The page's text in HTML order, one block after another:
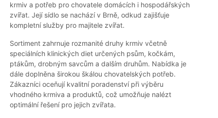
krmiv a potřeb pro chovatele domácích i hospodářských
zvířat. Její sídlo se nachází v Brně, odkud zajišťuje
kompletní služby pro majitele zvířat.
Sortiment zahrnuje rozmanité druhy krmiv včetně
speciálních klinických diet určených psům, kočkám,
ptákům, drobným savcům a dalším druhům. Nabídka je
dále doplněna širokou škálou chovatelských potřeb.
Zákazníci oceňují kvalitní poradenství při výběru
vhodného krmiva a produktů, což umožňuje nalézt
optimální řešení pro jejich zvířata.